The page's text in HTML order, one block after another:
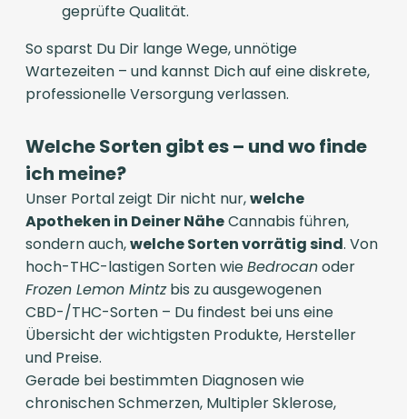
geprüfte Qualität.
So sparst Du Dir lange Wege, unnötige
Wartezeiten – und kannst Dich auf eine diskrete,
professionelle Versorgung verlassen.
Welche Sorten gibt es – und wo finde
ich meine?
Unser Portal zeigt Dir nicht nur,welche
Apotheken in Deiner NäheCannabis führen,
sondern auch,welche Sorten vorrätig sind. Von
hoch-THC-lastigen Sorten wieBedrocanoder
Frozen Lemon Mintzbis zu ausgewogenen
CBD-/THC-Sorten – Du findest bei uns eine
Übersicht der wichtigsten Produkte, Hersteller
und Preise.
Gerade bei bestimmten Diagnosen wie
chronischen Schmerzen, Multipler Sklerose,